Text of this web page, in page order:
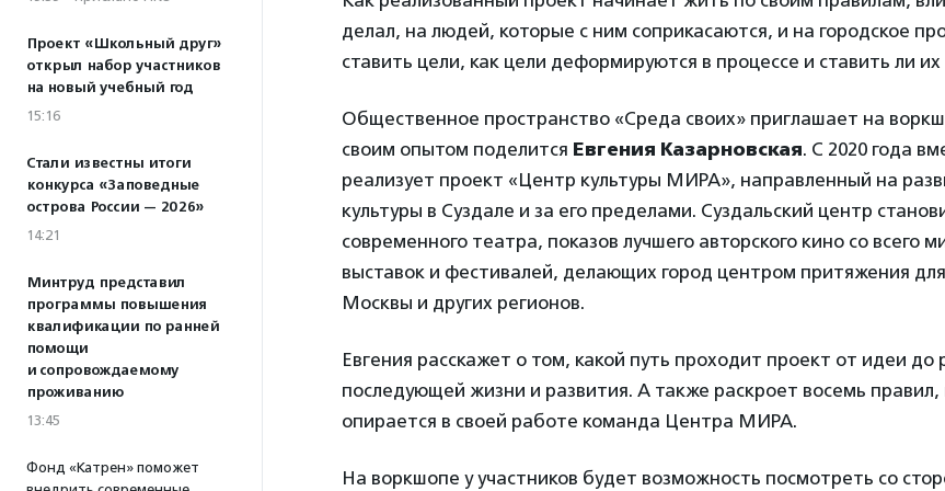
Проект «Школьный друг»
открыл набор участников
на новый учебный год
15:16
Стали известны итоги
конкурса «Заповедные
острова России — 2026»
14:21
Минтруд представил
программы повышения
квалификации по ранней
помощи
и сопровождаемому
проживанию
13:45
Фонд «Катрен» поможет
делал, на людей, которые с ним соприкасаются, и на городское
ставить цели, как цели деформируются в процессе и ставить ли
Общественное пространство «Среда своих» приглашает на
своим опытом поделится Евгения Казарновская. С 2020 года
реализует проект «Центр культуры МИРА», направленный на
культуры в Суздале и за его пределами. Суздальский центр
современного театра, показов лучшего авторского кино со всего
выставок и фестивалей, делающих город центром притяжения для
Москвы и других регионов.
Евгения расскажет о том, какой путь проходит проект от идеи до
последующей жизни и развития. А также раскроет восемь правил,
опирается в своей работе команда Центра МИРА.
На воркшопе у участников будет возможность посмотреть со